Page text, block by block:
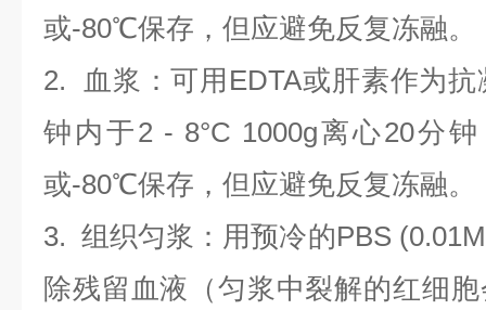
或-80℃保存，但应避免反复冻融。
2.
血浆 ：可用EDTA或肝素作为
钟内于2 - 8°C 1000g离心20分
或-80℃保存，但应避免反复冻融。
3.组织匀浆 ：用预冷的PBS
除残留血液（匀浆中裂解的红细